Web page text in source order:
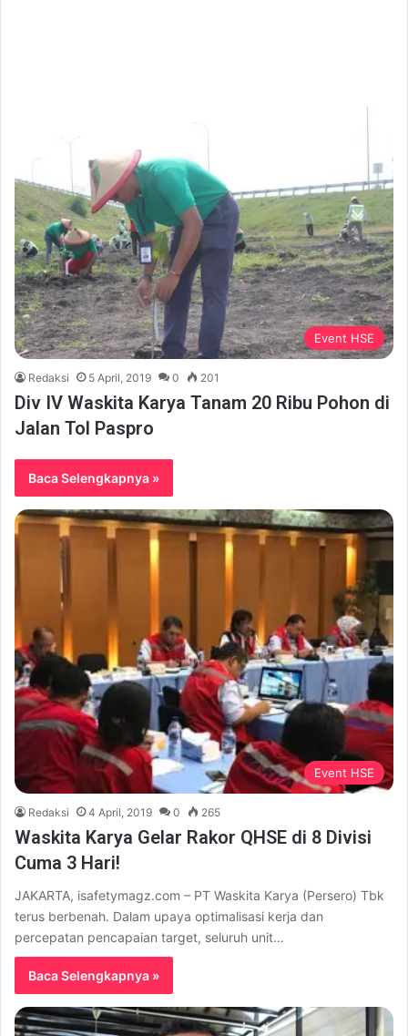
Event HSE
Redaksi 5 April, 2019 0 201
Div IV Waskita Karya Tanam 20 Ribu Pohon di
Jalan Tol Paspro
Baca Selengkapnya »
Event HSE
Redaksi 4 April, 2019 0 265
Waskita Karya Gelar Rakor QHSE di 8 Divisi
Cuma 3 Hari!
JAKARTA, isafetymagz.com – PT Waskita Karya (Persero) Tbk
terus berbenah. Dalam upaya optimalisasi kerja dan
percepatan pencapaian target, seluruh unit…
Baca Selengkapnya »